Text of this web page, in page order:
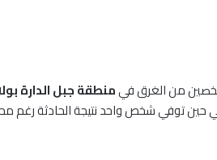
من الغرق فيمنطقة جبل الدارة
حين توفي شخص واحد نتيجة الحادثة رغم